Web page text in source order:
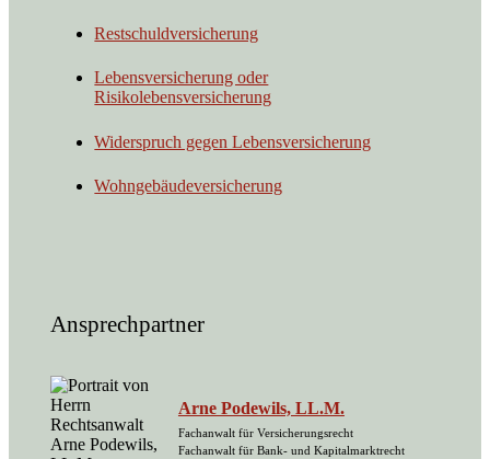
Restschuldversicherung
Lebensversicherung oder
Risikolebensversicherung
Widerspruch gegen Lebensversicherung
Wohngebäudeversicherung
Ansprechpartner
Fachanwalt für Versicherungsrecht
Fachanwalt für Bank- und Kapitalmarktrecht
Arne Podewils, LL.M.